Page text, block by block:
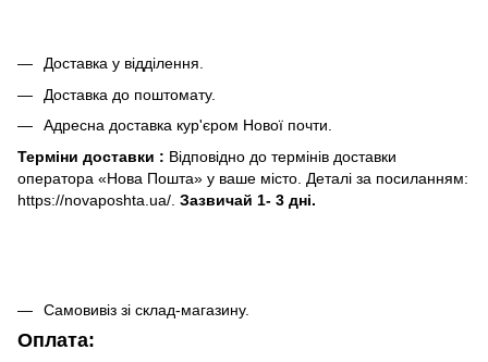
Доставка у відділення.
Доставка до поштомату.
Адресна доставка кур'єром Нової почти.
Терміни доставки : Відповідно до термінів доставки
оператора «Нова Пошта» у ваше місто. Деталі за посиланням:
https://novaposhta.ua/. Зазвичай 1- 3 дні.
Самовивіз зі склад-магазину.
Оплата: